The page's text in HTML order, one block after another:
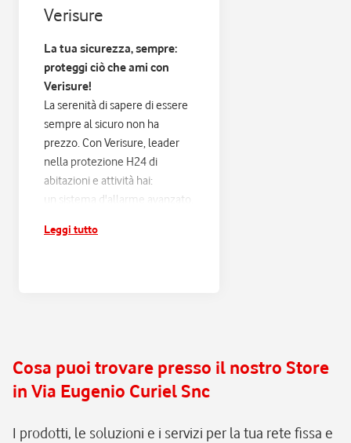
Verisure
La tua sicurezza, sempre:
proteggi ciò che ami con
Verisure!
La serenità di sapere di essere
sempre al sicuro non ha
prezzo. Con Verisure, leader
nella protezione H24 di
abitazioni e attività hai:
un sistema d'allarme avanzato,
e connesso alla Centrale
assistenza e manutenzione
continua, senza pensieri.
Leggi tutto
Cosa puoi trovare presso il nostro Store
in Via Eugenio Curiel Snc
I prodotti, le soluzioni e i servizi per la tua rete fissa e